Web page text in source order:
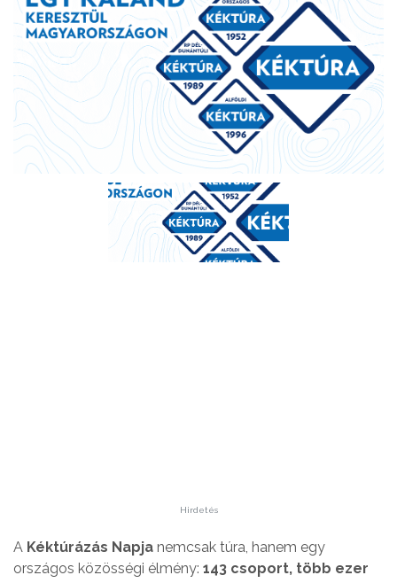
Hirdetés
A Kéktúrázás Napja nemcsak túra, hanem egy
országos közösségi élmény: 143 csoport, több ezer